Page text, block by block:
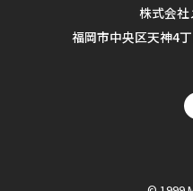
2017.12
株式会社
福岡市中央区天神4